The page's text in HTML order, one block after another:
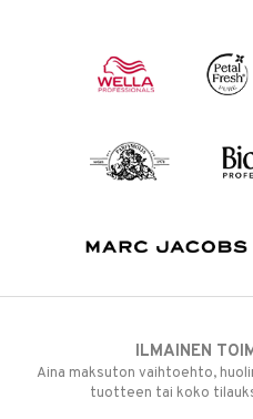
ILMAINEN
Aina maksuton vaihtoehto,
tuotteen tai koko